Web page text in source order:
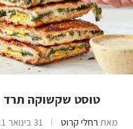
טוסט שקשוקה תרד
מאת רחלי קרוט 31 בינואר 2021